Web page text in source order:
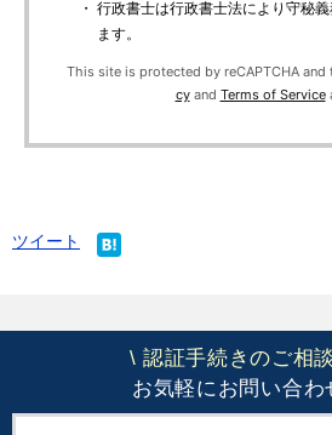
・ 行政書士は行政書士法により守秘
ます。
This site is protected by reCAPTCHA and
cyand Terms of Service
ツイート
\ 認証手続きのご相
お気軽にお問い合わ